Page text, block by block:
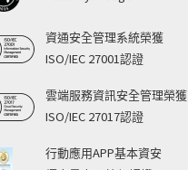
資通安全管理系統榮獲
ISO/IEC 27001認證
雲端服務資訊安全管理榮獲
ISO/IEC 27017認證
行動應用APP基本資安